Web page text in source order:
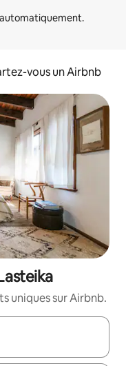
vous un Airbnb
uniques sur Airbnb.
les en utilisant